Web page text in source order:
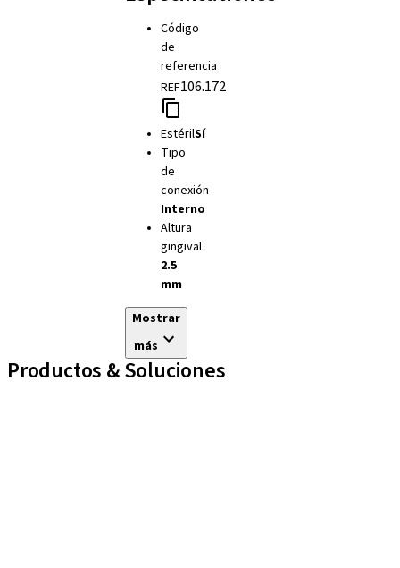
Código
de
referencia
REF106.172
EstérilSí
Tipo
de
conexión
Interno
Altura
gingival
2.5
mm
Mostrar
más
Productos & Soluciones